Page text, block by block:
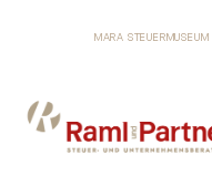
MARA STEUERMUSEUM